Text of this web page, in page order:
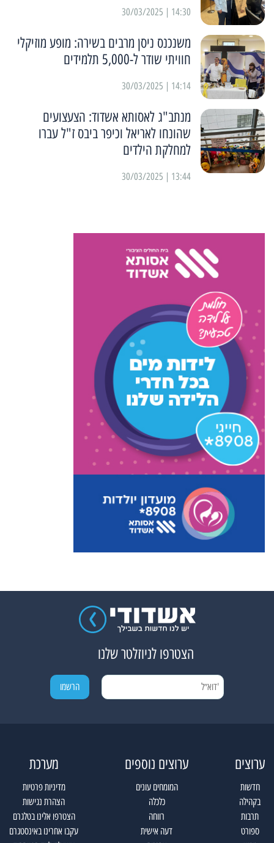
14:30 | 30/03/2025
משנכנס ניסן מרבים בשירה: מופע מוזיקלי
חוויתי שודר ל-5,000 תלמידים
14:14 | 30/03/2025
מנתב"ג לאסותא אשדוד: הצעצועים
שהונחו לאריאל וכיפר ביבס ז"ל עברו
למחלקת הילדים
13:44 | 30/03/2025
הצטרפו לניוזלטר שלנו
ערוצים
חדשות
בקהילה
תרבות
ספורט
ערוצים נוספים
המומחים עונים
כלכלה
רווחה
דעה אישית
מערכת
מדיניות פרטיות
הצהרת נגישות
הצטרפו אלינו בטלגרם
עקבו אחרינו באינסטגרם